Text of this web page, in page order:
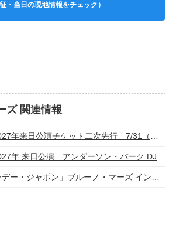
征・当日の現地情報をチェック）
ズ 関連情報